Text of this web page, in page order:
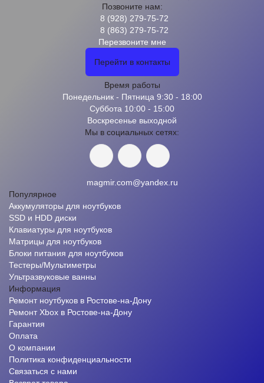
Позвоните нам:
8 (928) 279-75-72
8 (863) 279-75-72
Перезвоните мне
Перейти в контакты
Время работы
Понедельник - Пятница 9:30 - 18:00
Суббота 10:00 - 15:00
Воскресенье выходной
Мы в социальных сетях:
magmir.com@yandex.ru
Популярное
Аккумуляторы для ноутбуков
SSD и HDD диски
Клавиатуры для ноутбуков
Матрицы для ноутбуков
Блоки питания для ноутбуков
Тестеры/Мультиметры
Ультразвуковые ванны
Информация
Ремонт ноутбуков в Ростове-на-Дону
Ремонт Xbox в Ростове-на-Дону
Гарантия
Оплата
О компании
Политика конфиденциальности
Связаться с нами